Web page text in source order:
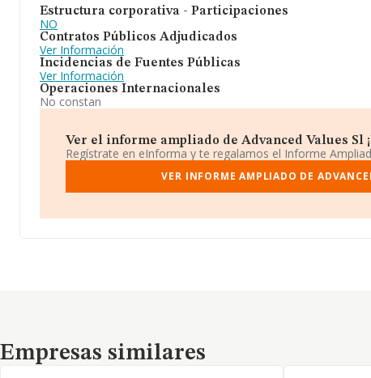
Estructura corporativa - Participaciones
NO
Contratos Públicos Adjudicados
Ver Información
Incidencias de Fuentes Públicas
Ver Información
Operaciones Internacionales
No constan
Ver el informe ampliado de Advanced Values Sl
Regístrate en eInforma y te regalamos el Informe
VER INFORME AMPLIADO DE
Empresas similares
Empresas similares